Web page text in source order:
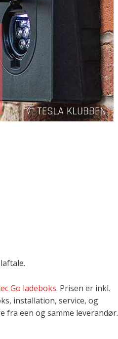
Go ladeboks. Prisen er inkl.
installation, service, og
fra een og samme leverandør.